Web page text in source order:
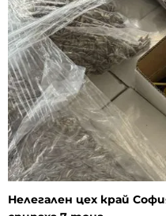
Нелегален цех край